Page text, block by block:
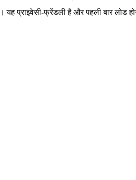
यह प्राइवेसी‑फ्रेंडली है और पहली बार